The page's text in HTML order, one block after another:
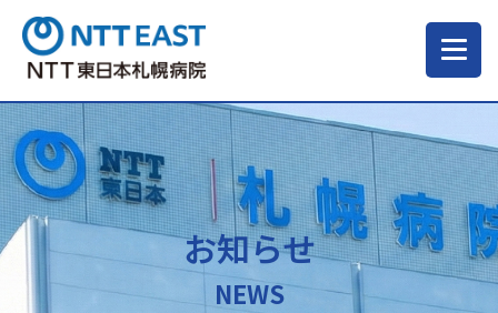
当院について
ご来院される方へ
診療科・部門
お知らせ
NEWS